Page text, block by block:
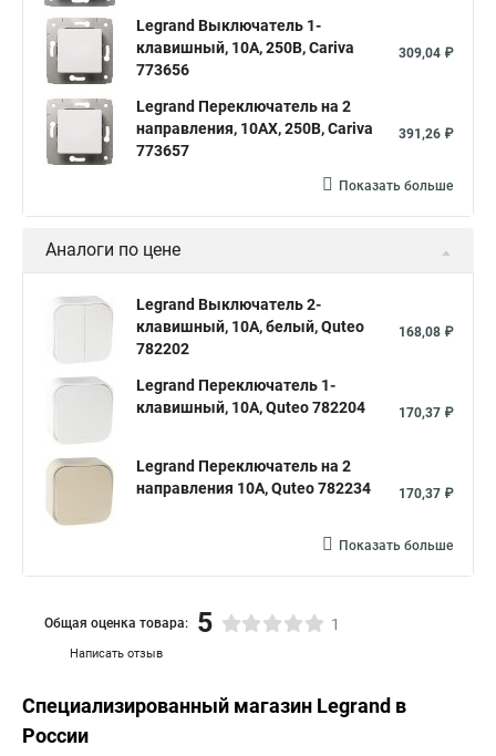
Legrand Выключатель 1-
клавишный, 10А, 250В, Cariva
773656
309,04 ₽
Legrand Переключатель на 2
направления, 10АХ, 250В, Cariva
773657
391,26 ₽
Показать больше
Аналоги по цене
Legrand Выключатель 2-
клавишный, 10А, белый, Quteo
782202
168,08 ₽
Legrand Переключатель 1-
клавишный, 10А, Quteo 782204
170,37 ₽
Legrand Переключатель на 2
направления 10A, Quteo 782234
170,37 ₽
Показать больше
Написать отзыв
Общая оценка товара: 5 1
Специализированный магазин Legrand в
России